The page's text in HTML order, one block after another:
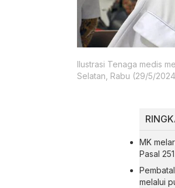
Ilustrasi Tenaga medis
Selatan, Rabu (29/5/
MK
Pasal
melalui